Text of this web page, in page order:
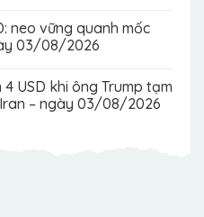
neo vững quanh mốc
03/08/2026
USD khi ông Trump tạm
– ngày 03/08/2026